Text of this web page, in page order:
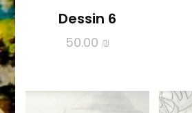
Dessin 6
50.00 ₪